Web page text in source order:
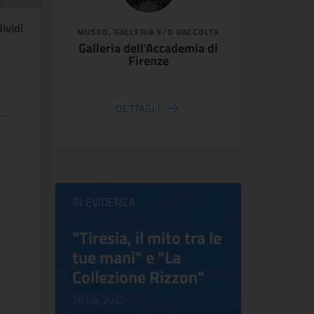
MUSEO, GALLERIA E/O RACCOLTA
Galleria dell'Accademia di
Firenze
DETTAGLI
IN EVIDENZA
"Tiresia, il mito tra le
tue mani" e "La
Collezione Rizzon"
28 July 2022